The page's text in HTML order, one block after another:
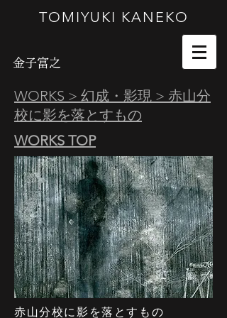
TOMIYUKI KANEKO
金子富之
WORKS > 幻成・影現 > 赤山分
校に影を落とすもの
WORKS TOP
赤山分校に影を落とすもの